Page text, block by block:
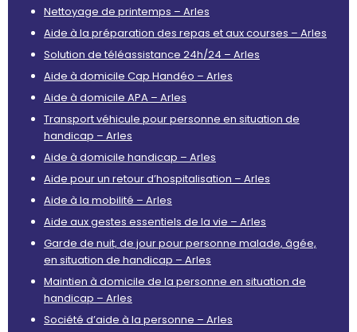
Nettoyage de printemps – Arles
Aide à la préparation des repas et aux courses – Arles
Solution de téléassistance 24h/24 – Arles
Aide à domicile Cap Handéo – Arles
Aide à domicile APA – Arles
Transport véhicule pour personne en situation de
handicap – Arles
Aide à domicile handicap – Arles
Aide pour un retour d’hospitalisation – Arles
Aide à la mobilité – Arles
Aide aux gestes essentiels de la vie – Arles
Garde de nuit, de jour pour personne malade, âgée,
en situation de handicap – Arles
Maintien à domicile de la personne en situation de
handicap – Arles
Société d’aide à la personne – Arles